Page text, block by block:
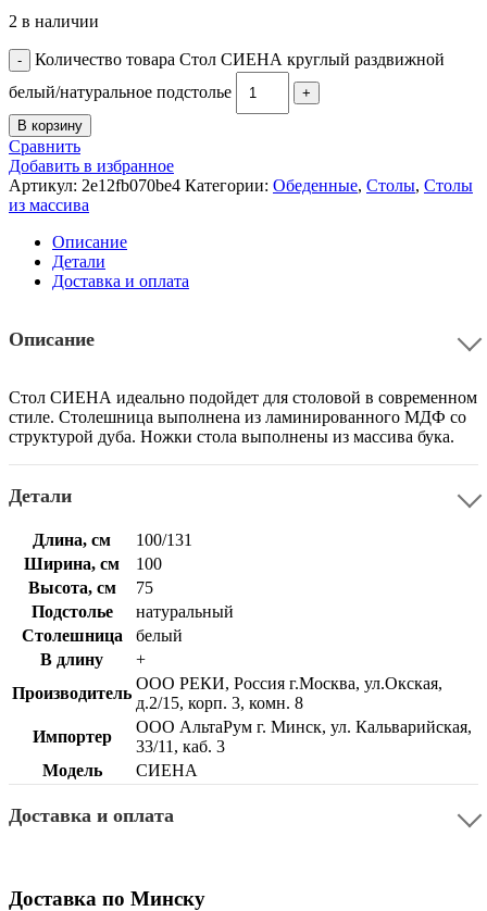
2 в наличии
Количество товара Стол СИЕНА круглый раздвижной
белый/натуральное подстолье
В корзину
Сравнить
Добавить в избранное
Артикул: 2e12fb070be4 Категории: Обеденные, Столы, Столы
из массива
Описание
Детали
Доставка и оплата
Описание
Стол СИЕНА идеально подойдет для столовой в современном
стиле. Столешница выполнена из ламинированного МДФ со
структурой дуба. Ножки стола выполнены из массива бука.
Детали
Длина, см
100/131
Ширина, см
100
Высота, см
75
Подстолье
натуральный
Столешница
белый
В длину
+
Производитель
ООО РЕКИ, Россия г.Москва, ул.Окская,
д.2/15, корп. 3, комн. 8
Импортер
ООО АльтаРум г. Минск, ул. Кальварийская,
33/11, каб. 3
Модель
СИЕНА
Доставка и оплата
Доставка по Минску